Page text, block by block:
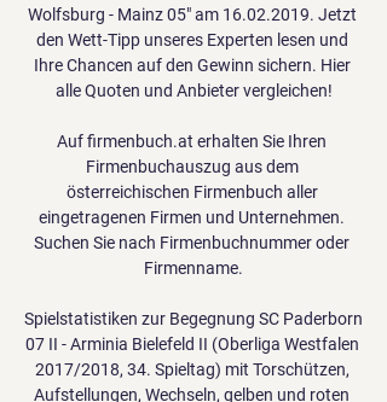
Wolfsburg - Mainz 05" am 16.02.2019. Jetzt
den Wett-Tipp unseres Experten lesen und
Ihre Chancen auf den Gewinn sichern. Hier
alle Quoten und Anbieter vergleichen!
Auf firmenbuch.at erhalten Sie Ihren
Firmenbuchauszug aus dem
österreichischen Firmenbuch aller
eingetragenen Firmen und Unternehmen.
Suchen Sie nach Firmenbuchnummer oder
Firmenname.
Spielstatistiken zur Begegnung SC Paderborn
07 II - Arminia Bielefeld II (Oberliga Westfalen
2017/2018, 34. Spieltag) mit Torschützen,
Aufstellungen, Wechseln, gelben und roten